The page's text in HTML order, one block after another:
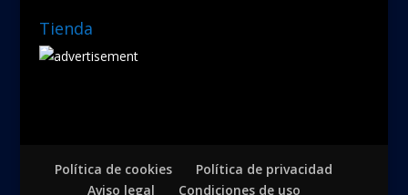
Tienda
Política de cookies
Política de privacidad
Aviso legal
Condiciones de uso